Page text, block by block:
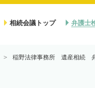
相続会議トップ 弁護士
稲野法律事務所 遺産相続